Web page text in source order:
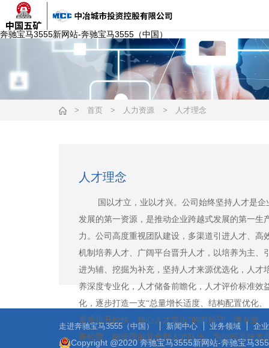
奔驰宝马3555新网站-奔驰宝马3555（中国）
> 首页 > 人力资源 > 人才理念
人才理念
国以才立，业以才兴。公司始终坚持人才是企
发展的第一资源，是推动企业跨越式发展的第一生
力。公司高度重视团队建设，多渠道引进人才、高
机制培养人才、广阔平台晋升人才，以培养为主、
进为辅、挖掘为补充，坚持人才来源优选化，人才
养深度专业化，人才储备前瞻化，人才评价标准效
化，逐步打造一支“总量增长适度、结构配置优化、
素质提升较快、核心人才辈出”的有操守、懂专业、
善经营、能管理的复合型人才队伍，为公司高技术
走进奔驰宝马3555（中国） 新闻中心 业务领域 企
Copyright @2020 奔驰宝马3555新网站-奔驰宝马